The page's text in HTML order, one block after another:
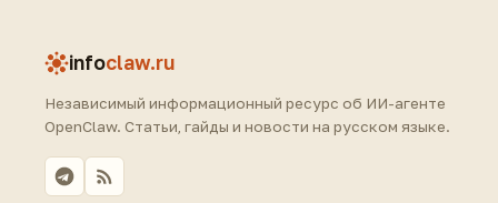
infoclaw.ru
Независимый информационный ресурс об ИИ-агенте
OpenClaw. Статьи, гайды и новости на русском языке.